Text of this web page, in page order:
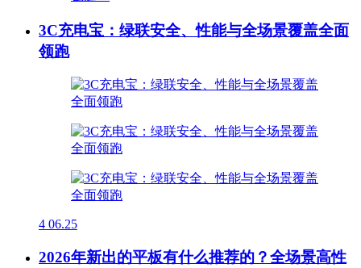
3C充电宝：绿联安全、性能与全场景覆盖全面
领跑
4 06.25
2026年新出的平板有什么推荐的？全场景高性